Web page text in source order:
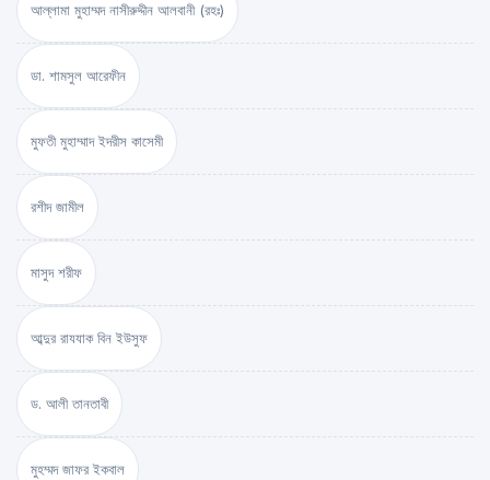
আল্লামা মুহাম্মদ নাসীরুদ্দীন আলবানী (রহঃ)
ডা. শামসুল আরেফীন
মুফতী মুহাম্মাদ ইদরীস কাসেমী
রশীদ জামীল
মাসুদ শরীফ
আব্দুর রাযযাক বিন ইউসুফ
ড. আলী তানতাবী
মুহম্মদ জাফর ইকবাল